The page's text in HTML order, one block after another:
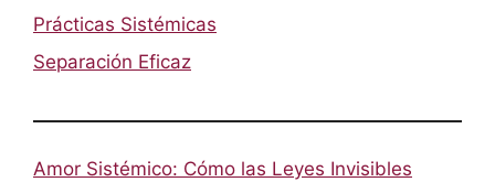
Prácticas Sistémicas
Separación Eficaz
Amor Sistémico: Cómo las Leyes Invisibles